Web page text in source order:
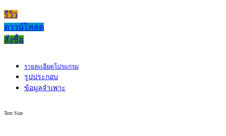
รีวิว
ดาวน์โหลด
สั่งซื้อ
รายละเอียดโปรแกรม
รูปประกอบ
ข้อมูลจำเพาะ
Text Size